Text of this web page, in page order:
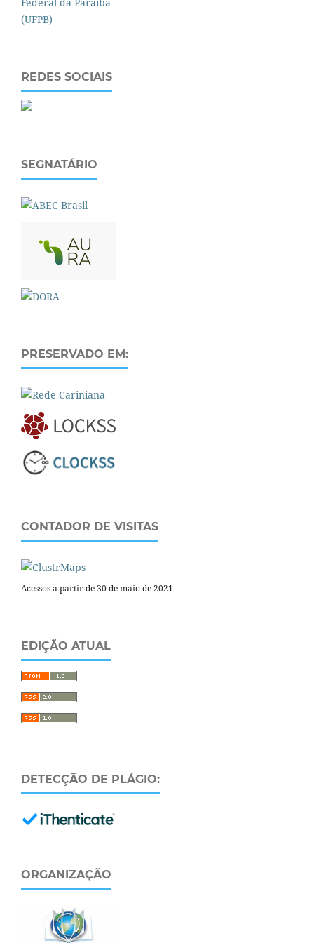
REDES SOCIAIS
SEGNATÁRIO
PRESERVADO EM:
CONTADOR DE VISITAS
Acessos a partir de 30 de maio de 2021
EDIÇÃO ATUAL
DETECÇÃO DE PLÁGIO:
ORGANIZAÇÃO